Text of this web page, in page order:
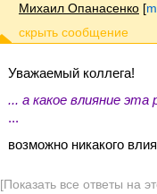
Михаил Опанасенко [
Уважаемый коллега!
... а какое влияние
...
возможно никакого
[Показать все ответы на